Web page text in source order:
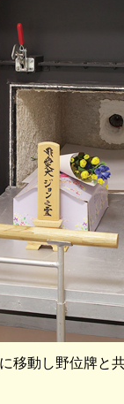
移動し野位牌と